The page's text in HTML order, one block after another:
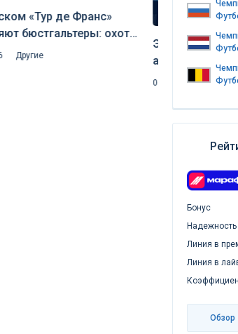
«Тур де Франс»
бюстгальтеры: охота
аэродинамику и
Другие
Экспресс дня
августа от
06.08.2026 Футбол
Бонус
Надежность
Линия в
Линия в
Обзор